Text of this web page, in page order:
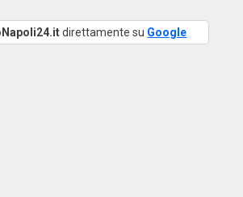
direttamente su Google